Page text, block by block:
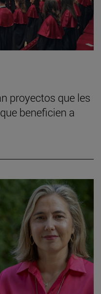
proyectos que les
beneficien a